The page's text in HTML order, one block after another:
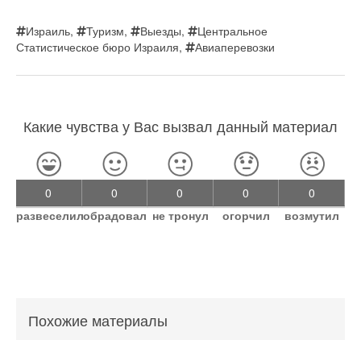
Израиль, Туризм, Выезды,
Центральное
Статистическое бюро Израиля, Авиаперевозки
Какие чувства у Вас вызвал данный материал
0
развеселил
0
обрадовал
0
не тронул
0
огорчил
0
возмутил
Похожие материалы